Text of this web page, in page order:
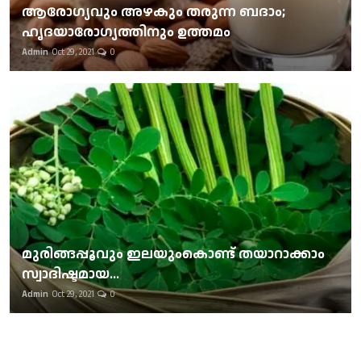
ആരോഗ്യവും അഴകും തരുന്ന ബദാം;
ഹൃദയാരോഗ്യത്തിനും ഉത്തമം
Admin Oct 29, 2021 0
മുരിങ്ങപ്പൂവും ഇലയുംകൊണ്ട് തയാറാക്കാം
സ്വാദിഷ്ടമായ...
Admin Oct 29, 2021 0